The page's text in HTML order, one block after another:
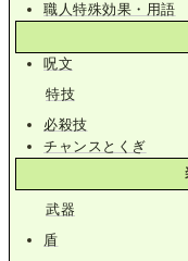
職人特殊効果・用語
呪文
特技
必殺技
チャンスとくぎ
武器
盾